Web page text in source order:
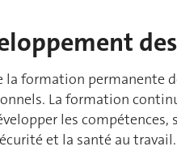
la formation
La formation
les
et la santé au travail.